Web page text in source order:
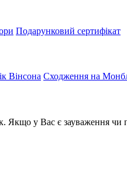
Подарунковий сертифікат
Вінсона Сходження на
Якщо у Вас є зауваження